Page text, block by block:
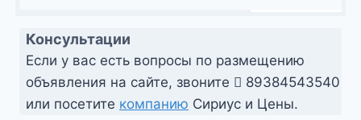
Консультации
Если у вас есть вопросы по размещению
объявления на сайте, звоните
89384543540
или посетите компанию Сириус и Цены.